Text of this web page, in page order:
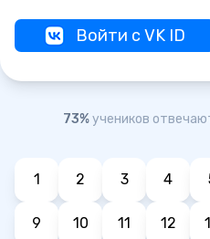
Войти с VK ID
73%учеников
1 2 3 4
9 10 11 12